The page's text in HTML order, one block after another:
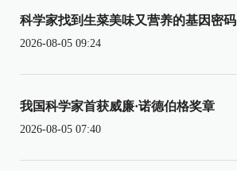
科学家找到生菜美味又营养的基因密码
2026-08-05 09:24
我国科学家首获威廉·诺德伯格奖章
2026-08-05 07:40